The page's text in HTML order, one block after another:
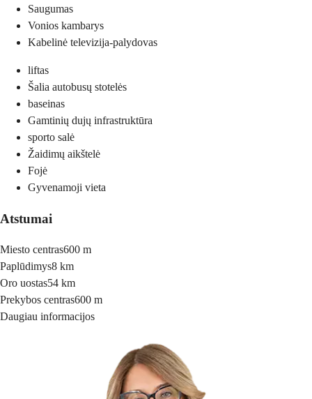
Saugumas
Vonios kambarys
Kabelinė televizija-palydovas
liftas
Šalia autobusų stotelės
baseinas
Gamtinių dujų infrastruktūra
sporto salė
Žaidimų aikštelė
Fojė
Gyvenamoji vieta
Atstumai
Miesto centras600 m
Paplūdimys8 km
Oro uostas54 km
Prekybos centras600 m
Daugiau informacijos